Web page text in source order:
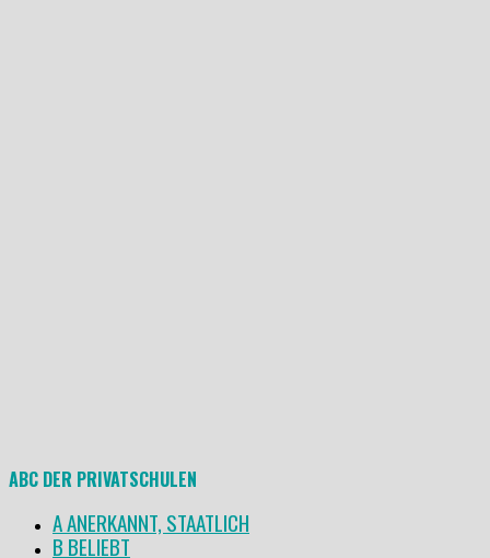
ABC DER PRIVATSCHULEN
A ANERKANNT, STAATLICH
B BELIEBT